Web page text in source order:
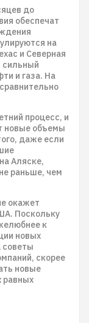
до
обеспечат
на
и Северная
сильный
и газа. На
процесс, и
новые объемы
даже если
Аляске,
раньше, чем
окажет
Поскольку
к
новых
советы
скорее
новые
равных